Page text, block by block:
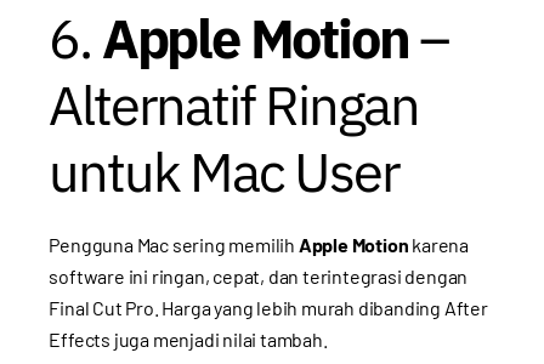
6.Apple Motion–
Alternatif Ringan
untuk Mac User
Pengguna Mac sering memilih Apple Motion karena
software ini ringan, cepat, dan terintegrasi dengan
Final Cut Pro. Harga yang lebih murah dibanding After
Effects juga menjadi nilai tambah.